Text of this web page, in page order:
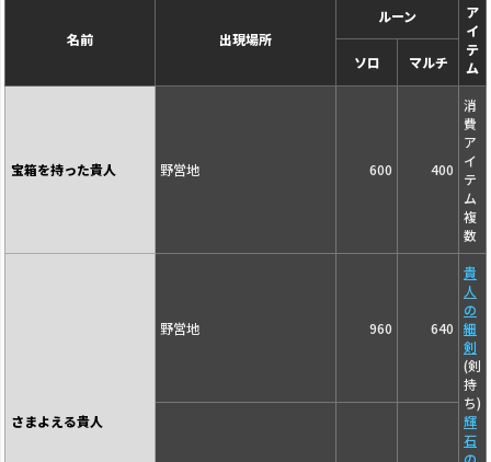
名前 出現場所
ルーン
ア
イ
テ
ム
ソロ マルチ
宝箱を持った貴人 野営地 600 400
消
費
ア
イ
テ
ム
複
数
さまよえる貴人
野営地 960 640
貴
人
の
細
剣
(剣
持
ち)
輝
石
の